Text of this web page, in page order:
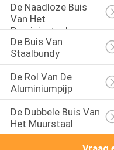
De Naadloze Buis
Van Het
Precisiestaal
De Buis Van
Staalbundy
De Rol Van De
Aluminiumpijp
De Dubbele Buis Van
Het Muurstaal